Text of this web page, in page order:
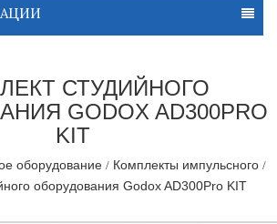
СТУДИЙНОГО
GODOX AD300PRO
KIT
оборудование
Комплекты импульсного
оборудования Godox AD300Pro KIT